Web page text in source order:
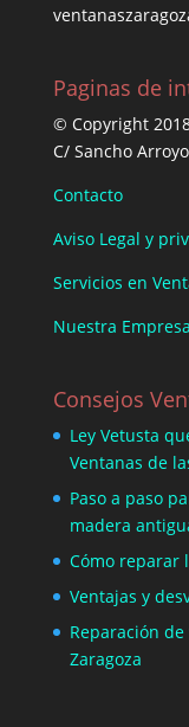
Paginas de
© Copyright
C/ Sancho
Contacto
Aviso Legal y
Servicios en
Nuestra Empresa
Consejos
Ley Vetusta
Ventanas de
Paso a paso
madera
Cómo reparar
Ventajas y
Reparación
Zaragoza